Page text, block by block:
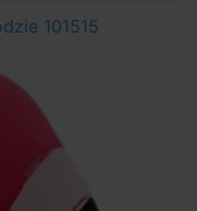
101515